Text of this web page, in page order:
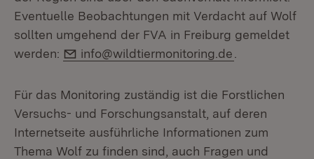
Eventuelle Beobachtungen mit Verdacht auf Wolf
sollten umgehend der FVA in Freiburg gemeldet
werden:
E-Mail:
info@wildtiermonitoring.de
Für das Monitoring zuständig ist die Forstlichen
Versuchs- und Forschungsanstalt, auf deren
Internetseite ausführliche Informationen zum
Thema Wolf zu finden sind, auch Fragen und